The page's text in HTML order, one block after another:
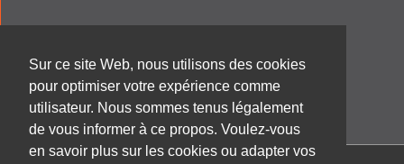
Sur ce site Web, nous utilisons des cookies
pour optimiser votre expérience comme
utilisateur. Nous sommes tenus légalement
de vous informer à ce propos. Voulez-vous
en savoir plus sur les cookies ou adapter vos